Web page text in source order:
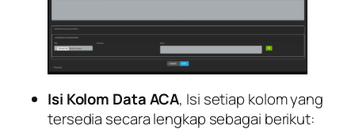
Isi Kolom Data ACA, Isi setiap kolom yang
tersedia secara lengkap sebagai berikut: